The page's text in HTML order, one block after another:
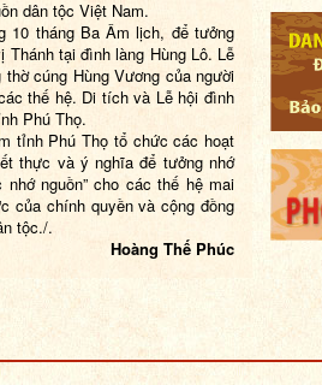
dân tộc Việt Nam.
10 tháng Ba Âm lịch, để tưởng
tại đình làng Hùng Lô. Lễ
cúng Hùng Vương của người
thế hệ. Di tích và Lễ hội đình
Phú Thọ.
tỉnh Phú Thọ tổ chức các hoạt
thực và ý nghĩa để tưởng nhớ
nguồn” cho các thế hệ mai
của chính quyền và cộng đồng
tộc./.
Hoàng Thế Phúc